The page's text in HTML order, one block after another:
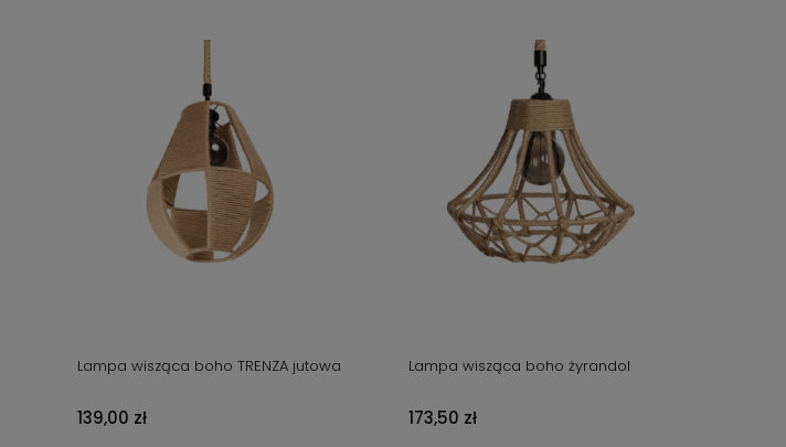
Lampa wisząca boho TRENZA jutowa
139,00 zł
Lampa wisząca boho żyrandol
173,50 zł